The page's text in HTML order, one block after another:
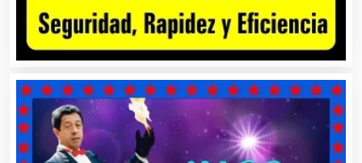
Cámaras de Comercio
Camiones para Fletes